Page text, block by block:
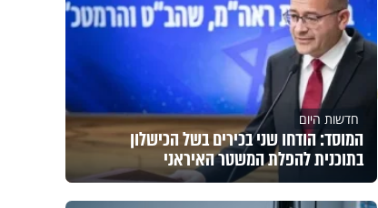
חדשות היום
המוסד: הודחו שני בכירים בשל הכישלון
בתוכנית להפלת המשטר האיראני